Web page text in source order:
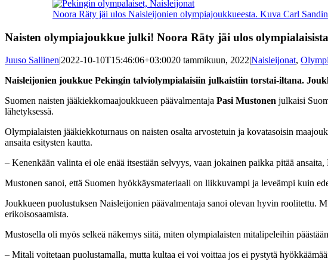
Noora Räty jäi ulos Naisleijonien olympiajoukkueesta. Kuva Carl
Naisten olympiajoukkue julki! Noora Räty jäi ulos olympialaisista
Juuso Sallinen|2022-10-10T15:46:06+03:0020 tammikuun, 2022|Naisleijonat,
Naisleijonien joukkue Pekingin talviolympialaisiin julkaistiin torstai-iltana.
Suomen naisten jääkiekkomaajoukkueen päävalmentaja Pasi Mustonen julkaisi
lähetyksessä.
Olympialaisten jääkiekkoturnaus on naisten osalta arvostetuin ja kovatasoisin
ansaita esitysten kautta.
– Kenenkään valinta ei ole enää itsestään selvyys, vaan jokainen paikka pitää
Mustonen sanoi, että Suomen hyökkäysmateriaali on liikkuvampi ja leveämpi kuin
Joukkueen puolustuksen Naisleijonien päävalmentaja sanoi olevan hyvin roolitettu.
erikoisosaamista.
Mustosella oli myös selkeä näkemys siitä, miten olympialaisten mitalipeleihin
– Mitali voitetaan puolustamalla, mutta kultaa ei voi voittaa jos ei pystytä